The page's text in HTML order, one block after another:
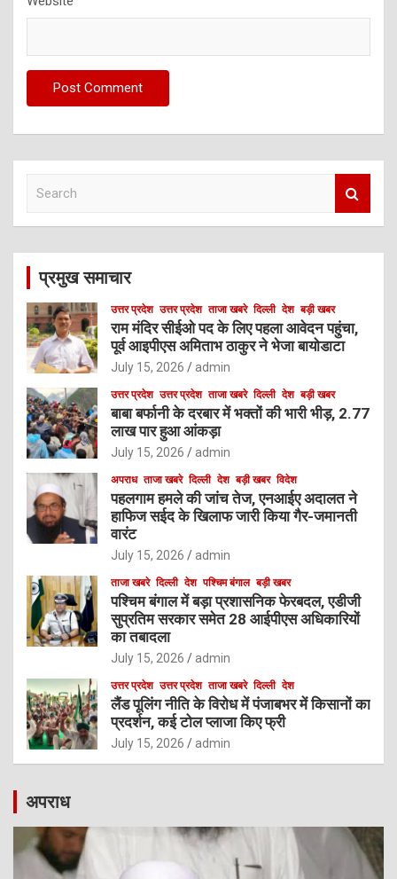
c
प्रमुख समाचार
उत्तर प्रदेश उत्तर प्रदेश ताजा खबरे दिल्ली देश बड़ी खबर
राम मंदिर सीईओ पद के लिए पहला आवेदन पहुंचा,
पूर्व आइपीएस अमिताभ ठाकुर ने भेजा बायोडाटा
July 15, 2026 admin
उत्तर प्रदेश उत्तर प्रदेश ताजा खबरे दिल्ली देश बड़ी खबर
बाबा बर्फानी के दरबार में भक्तों की भारी भीड़, 2.77
लाख पार हुआ आंकड़ा
July 15, 2026 admin
अपराध ताजा खबरे दिल्ली देश बड़ी खबर विदेश
पहलगाम हमले की जांच तेज, एनआईए अदालत ने
हाफिज सईद के खिलाफ जारी किया गैर-जमानती
वारंट
July 15, 2026 admin
ताजा खबरे दिल्ली देश पश्चिम बंगाल बड़ी खबर
पश्चिम बंगाल में बड़ा प्रशासनिक फेरबदल, एडीजी
सुप्रतिम सरकार समेत 28 आईपीएस अधिकारियों
का तबादला
July 15, 2026 admin
उत्तर प्रदेश उत्तर प्रदेश ताजा खबरे दिल्ली देश
लैंड पूलिंग नीति के विरोध में पंजाबभर में किसानों का
प्रदर्शन, कई टोल प्लाजा किए फ्री
July 15, 2026 admin
अपराध